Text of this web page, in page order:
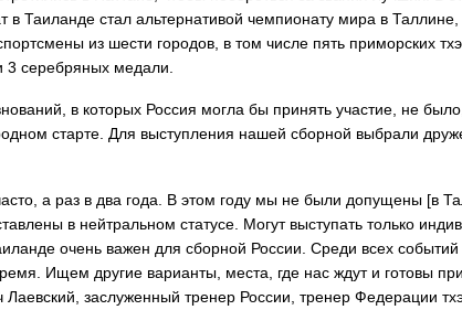
Таиланде стал альтернативой чемпионату мира в
из шести городов, в том числе пять приморских
3 серебряных медали.
в которых Россия могла бы принять участие, не
старте. Для выступления нашей сборной выбрали
а раз в два года. В этом году мы не были допущены [в
в нейтральном статусе. Могут выступать только
очень важен для сборной России. Среди всех событий
Ищем другие варианты, места, где нас ждут и готовы
заслуженный тренер России, тренер Федерации